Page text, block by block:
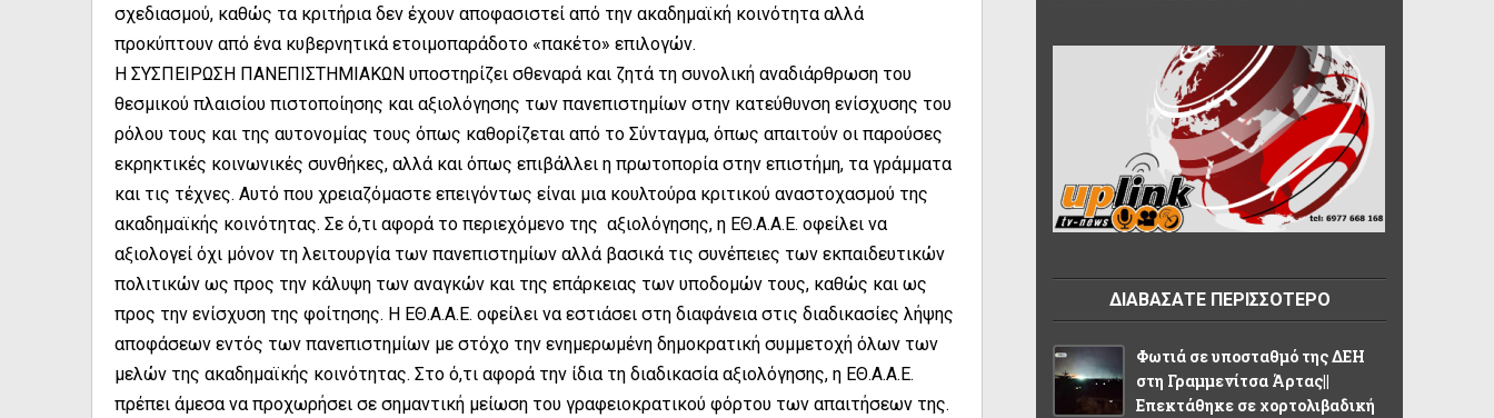
σχεδιασμού, καθώς τα κριτήρια δεν έχουν αποφασιστεί από την ακαδημαϊκή κοινότητα αλλά
προκύπτουν από ένα κυβερνητικά ετοιμοπαράδοτο «πακέτο» επιλογών.
Η ΣΥΣΠΕΙΡΩΣΗ ΠΑΝΕΠΙΣΤΗΜΙΑΚΩΝ υποστηρίζει σθεναρά και ζητά τη συνολική αναδιάρθρωση του
θεσμικού πλαισίου πιστοποίησης και αξιολόγησης των πανεπιστημίων στην κατεύθυνση ενίσχυσης του
ρόλου τους και της αυτονομίας τους όπως καθορίζεται από το Σύνταγμα, όπως απαιτούν οι παρούσες
εκρηκτικές κοινωνικές συνθήκες, αλλά και όπως επιβάλλει η πρωτοπορία στην επιστήμη, τα γράμματα
και τις τέχνες. Αυτό που χρειαζόμαστε επειγόντως είναι μια κουλτούρα κριτικού αναστοχασμού της
ακαδημαϊκής κοινότητας. Σε ό,τι αφορά το περιεχόμενο της αξιολόγησης, η ΕΘ.Α.Α.Ε. οφείλει να
αξιολογεί όχι μόνον τη λειτουργία των πανεπιστημίων αλλά βασικά τις συνέπειες των εκπαιδευτικών
πολιτικών ως προς την κάλυψη των αναγκών και της επάρκειας των υποδομών τους, καθώς και ως
προς την ενίσχυση της φοίτησης. Η ΕΘ.Α.Α.Ε. οφείλει να εστιάσει στη διαφάνεια στις διαδικασίες λήψης
αποφάσεων εντός των πανεπιστημίων με στόχο την ενημερωμένη δημοκρατική συμμετοχή όλων των
μελών της ακαδημαϊκής κοινότητας. Στο ό,τι αφορά την ίδια τη διαδικασία αξιολόγησης, η ΕΘ.Α.Α.Ε.
πρέπει άμεσα να προχωρήσει σε σημαντική μείωση του γραφειοκρατικού φόρτου των απαιτήσεων της.
ΔΙΑΒΑΣΑΤΕ ΠΕΡΙΣΣΟΤΕΡΟ
Φωτιά σε υποσταθμό της ΔΕΗ
στη Γραμμενίτσα Άρτας||
Επεκτάθηκε σε χορτολιβαδική